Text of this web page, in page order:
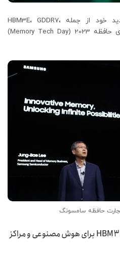
سامسونگ فناوری‌های حافظه جدید خود از جمله HBM3E، GDDR7،
LPDDR5x را در رویداد روز فناوری حافظه 2023 (Memory Tech Day)
حافظه سامسونگ
حافظه سامسونگ شاین‌بولت HBM3E برای هوش مصنوعی و مراکز